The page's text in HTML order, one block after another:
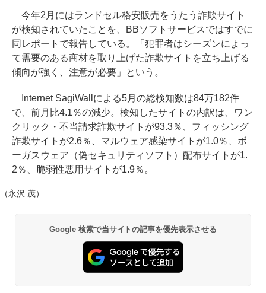
今年2月にはランドセル格安販売をうたう詐欺サイト
が検知されていたことを、BBソフトサービスではすでに
同レポートで報告している。「犯罪者はシーズンによっ
て需要のある商材を取り上げた詐欺サイトを立ち上げる
傾向が強く、注意が必要」という。
Internet SagiWallによる5月の総検知数は84万182件
で、前月比4.1％の減少。検知したサイトの内訳は、ワン
クリック・不当請求詐欺サイトが93.3％、フィッシング
詐欺サイトが2.6％、マルウェア感染サイトが1.0％、ボ
ーガスウェア（偽セキュリティソフト）配布サイトが1.
2％、脆弱性悪用サイトが1.9％。
（永沢 茂）
Google 検索で当サイトの記事を優先表示させる